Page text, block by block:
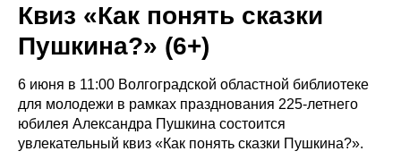
Квиз «Как понять сказки
Пушкина?» (6+)
6 июня в 11:00 Волгоградской областной библиотеке
для молодежи в рамках празднования 225-летнего
юбилея Александра Пушкина состоится
увлекательный квиз «Как понять сказки Пушкина?».